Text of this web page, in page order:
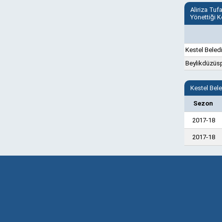
Aliriza
Yönettiği
Kestel
Kestel
Sezon
2017-18
2017-18